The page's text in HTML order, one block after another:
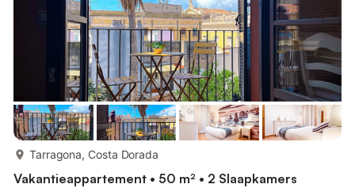
Tarragona, Costa Dorada
Vakantieappartement • 50 m² • 2 Slaapkamers